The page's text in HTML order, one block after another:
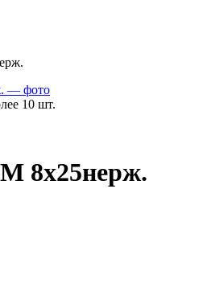
10 шт.
8х25нерж.